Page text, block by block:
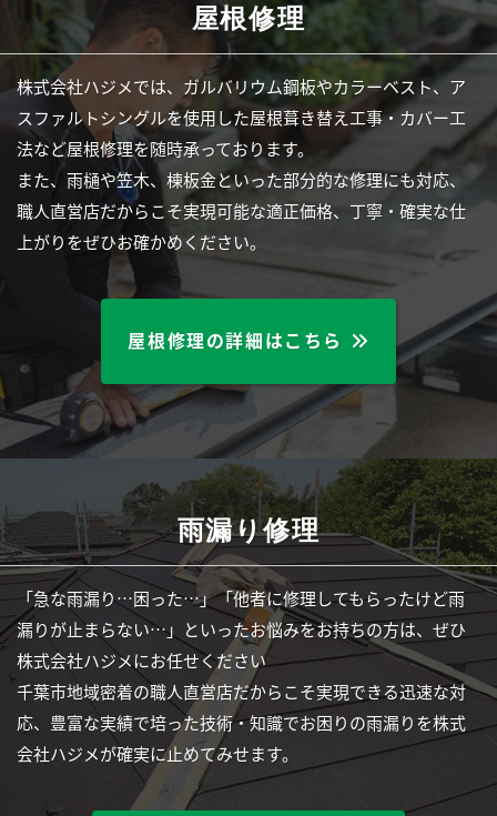
屋根修理
株式会社ハジメでは、ガルバリウム鋼板やカラーベスト、ア
スファルトシングルを使用した屋根葺き替え工事・カバー工
法など屋根修理を随時承っております。
また、雨樋や笠木、棟板金といった部分的な修理にも対応、
職人直営店だからこそ実現可能な適正価格、丁寧・確実な仕
上がりをぜひお確かめください。
屋根修理の詳細はこちら
雨漏り修理
「急な雨漏り…困った…」「他者に修理してもらったけど雨
漏りが止まらない…」といったお悩みをお持ちの方は、ぜひ
株式会社ハジメにお任せください
千葉市地域密着の職人直営店だからこそ実現できる迅速な対
応、豊富な実績で培った技術・知識でお困りの雨漏りを株式
会社ハジメが確実に止めてみせます。